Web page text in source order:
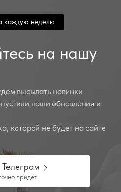
каждую неделю
на нашу
высылать новинки
наши обновления и
которой не будет на сайте
Телеграм
придет